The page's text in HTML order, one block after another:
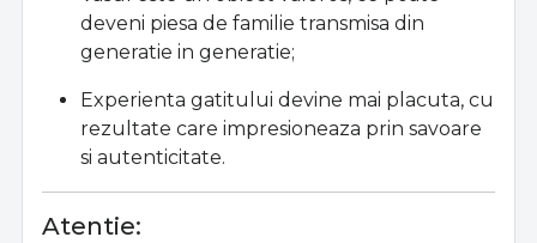
deveni piesa de familie transmisa din
generatie in generatie;
Experienta gatitului devine mai placuta, cu
rezultate care impresioneaza prin savoare
si autenticitate.
Atentie: